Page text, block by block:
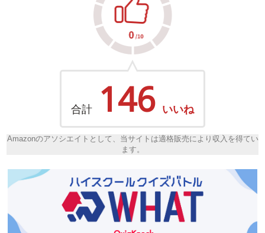
合計 146 いいね
Amazonのアソシエイトとして、当サイトは適格販売により収入を得てい
ます。